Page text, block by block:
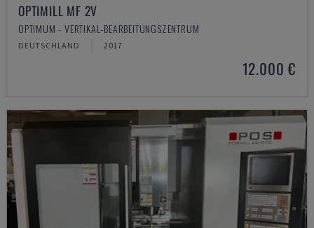
OPTIMILL MF 2V
OPTIMUM - VERTIKAL-BEARBEITUNGSZENTRUM
DEUTSCHLAND 2017
12.000 €